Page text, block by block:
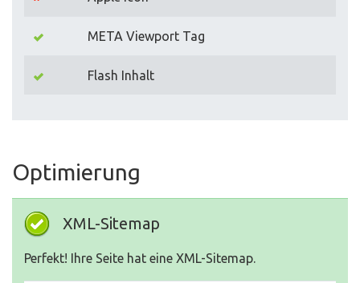
META Viewport Tag
Flash Inhalt
Optimierung
XML-Sitemap
Perfekt! Ihre Seite hat eine XML-Sitemap.